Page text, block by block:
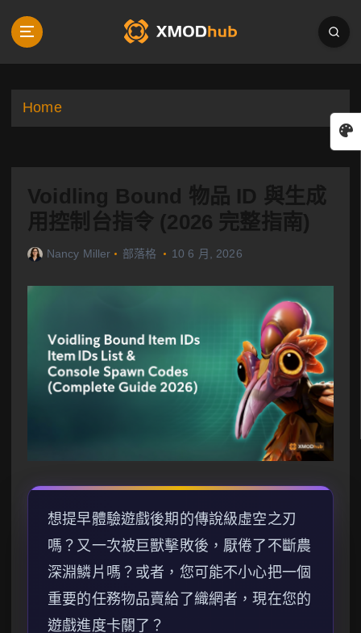
p
Home
Voidling Bound 物品 ID 與生成
用控制台指令 (2026 完整指南)
Nancy Miller 部落格 10 6 月, 2026
想提早體驗遊戲後期的傳說級虛空之刃
嗎？又一次被巨獸擊敗後，厭倦了不斷農
深淵鱗片嗎？或者，您可能不小心把一個
重要的任務物品賣給了織網者，現在您的
遊戲進度卡關了？